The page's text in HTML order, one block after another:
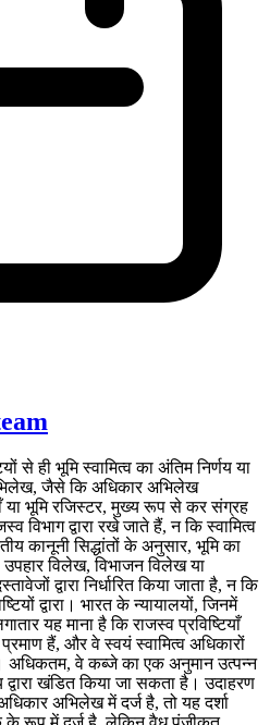
से ही भूमि स्वामित्व का अंतिम निर्णय या
जैसे कि अधिकार अभिलेख
या भूमि रजिस्टर, मुख्य रूप से कर संग्रह
विभाग द्वारा रखे जाते हैं, न कि स्वामित्व
कानूनी सिद्धांतों के अनुसार, भूमि का
उपहार विलेख, विभाजन विलेख या
द्वारा निर्धारित किया जाता है, न कि
द्वारा। भारत के न्यायालयों, जिनमें
यह माना है कि राजस्व प्रविष्टियाँ
हैं, और वे स्वयं स्वामित्व अधिकारों
अधिकतम, वे कब्जे का एक अनुमान उत्पन्न
खंडित किया जा सकता है। उदाहरण
अभिलेख में दर्ज है, तो यह दर्शा